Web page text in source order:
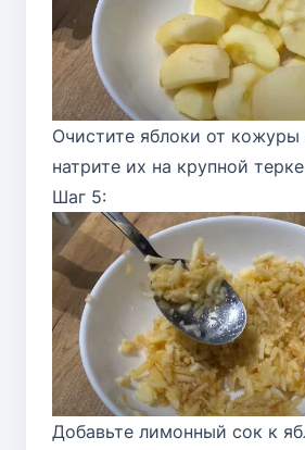
Очистите яблоки от кожуры
натрите их на крупной
Шаг 5:
Добавьте лимонный сок к